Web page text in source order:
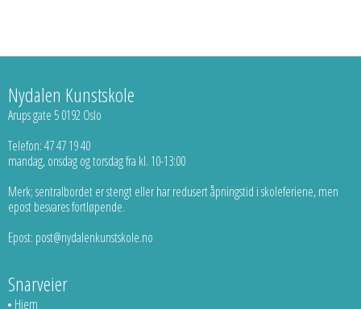
Nydalen Kunstskole
Arups gate 5 0192 Oslo
Telefon: 47 47 19 40
mandag, onsdag og torsdag fra kl. 10-13:00
Merk; sentralbordet er stengt eller har redusert åpningstid i skoleferiene, men
epost besvares fortløpende.
Epost: post@nydalenkunstskole.no
Snarveier
Hjem